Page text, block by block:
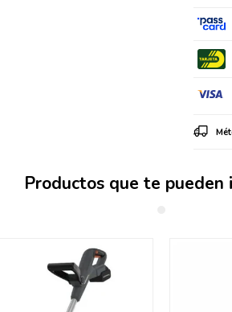
Productos que te pueden